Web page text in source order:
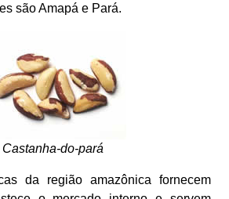
são Amapá e Pará.
Castanha-do-pará
da região amazônica fornecem